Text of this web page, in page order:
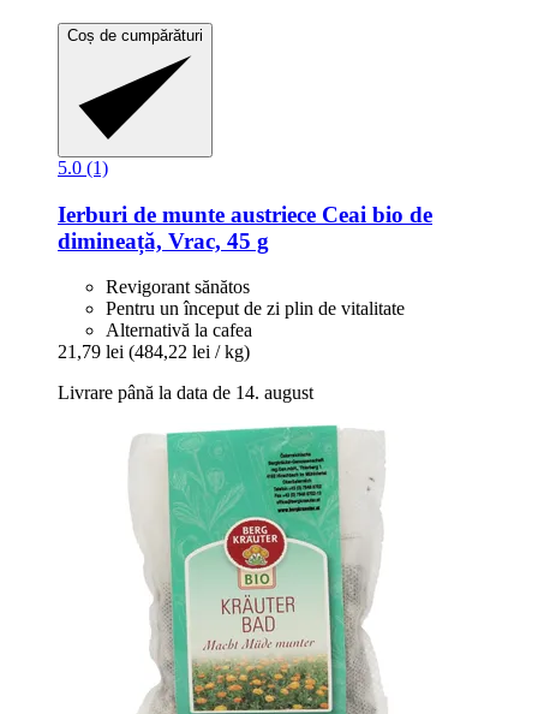
Coș de cumpărături
5.0 (1)
Ierburi de munte austriece Ceai bio de
dimineață, Vrac, 45 g
Revigorant sănătos
Pentru un început de zi plin de vitalitate
Alternativă la cafea
21,79 lei (484,22 lei / kg)
Livrare până la data de 14. august